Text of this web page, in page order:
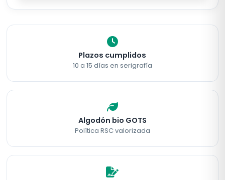
Plazos cumplidos
10 a 15 días en serigrafía
Algodón bio GOTS
Política RSC valorizada